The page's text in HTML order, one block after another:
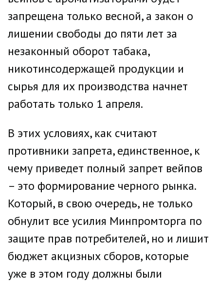
запрещена только весной, а закон о
лишении свободы до пяти лет за
незаконный оборот табака,
никотинсодержащей продукции и
сырья для их производства начнет
работать только 1 апреля.
В этих условиях, как считают
противники запрета, единственное, к
чему приведет полный запрет вейпов
– это формирование черного рынка.
Который, в свою очередь, не только
обнулит все усилия Минпромторга по
защите прав потребителей, но и лишит
бюджет акцизных сборов, которые
уже в этом году должны были